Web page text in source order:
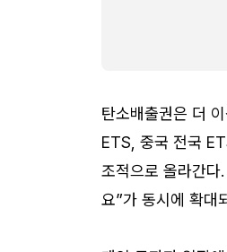
탄소배출권은 더
ETS, 중국 전국
조적으로 올라간다
요”가 동시에 확대